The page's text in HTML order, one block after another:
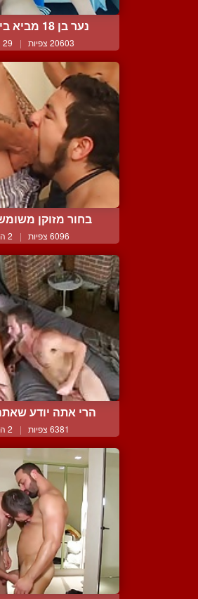
נער בן 18 מביא ביד בעירו...
20603 צפיות | 29 המלצות
בחור מזוקן
6096 צפיות | 2 המלצות
הרי אתה יודע
6381 צפיות | 2 המלצות